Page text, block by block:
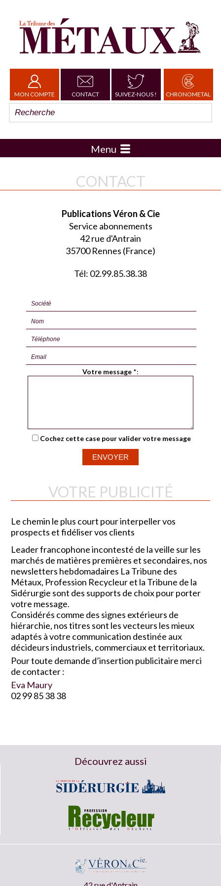
MON COMPTE CONTACT SUIVEZ-NOUS ! CHRONOMETAL
Menu
CONTACT
Publications Véron & Cie
Service abonnements
42 rue d'Antrain
35700 Rennes (France)
Tél: 02.99.85.38.38
Votre message *:
Cochez cette case pour valider votre message
VOTRE PUBLICITÉ
Le chemin le plus court pour interpeller vos
prospects et fidéliser vos clients
Leader francophone incontesté de la veille sur les
marchés de matières premières et secondaires, nos
newsletters hebdomadaires La Tribune des
Métaux, Profession Recycleur et la Tribune de la
Sidérurgie sont des supports de choix pour porter
votre message.
Considérés comme des signes extérieurs de
hiérarchie, nos titres sont les vecteurs les mieux
adaptés à votre communication destinée aux
décideurs industriels, commerciaux et territoriaux.
Pour toute demande d’insertion publicitaire merci
de contacter :
Eva Maury
02 99 85 38 38
Découvrez aussi